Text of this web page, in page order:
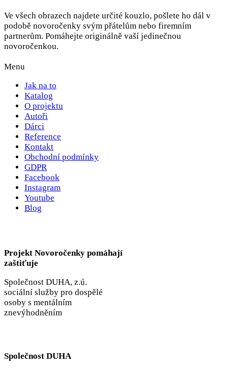
Ve všech obrazech najdete určité kouzlo, pošlete ho dál v
podobě novoročenky svým přátelům nebo firemním
partnerům. Pomáhejte originálně vaší jedinečnou
novoročenkou.
Menu
Jak na to
Katalog
O projektu
Autoři
Dárci
Reference
Kontakt
Obchodní podmínky
GDPR
Facebook
Instagram
Youtube
Blog
Projekt Novoročenky pomáhají
zaštiťuje
Společnost DUHA, z.ú.
sociální služby pro dospělé
osoby s mentálním
znevýhodněním
Společnost DUHA